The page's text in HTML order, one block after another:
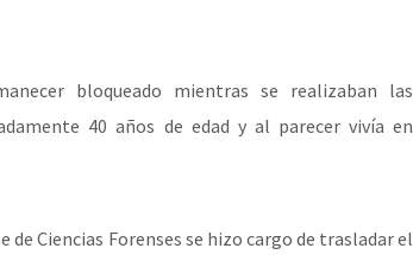
bloqueado mientras se realizaban las
40 años de edad y al parecer vivía en
Ciencias Forenses se hizo cargo de trasladar el